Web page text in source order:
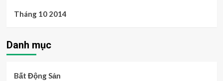
Tháng 10 2014
Danh mục
Bất Động Sản